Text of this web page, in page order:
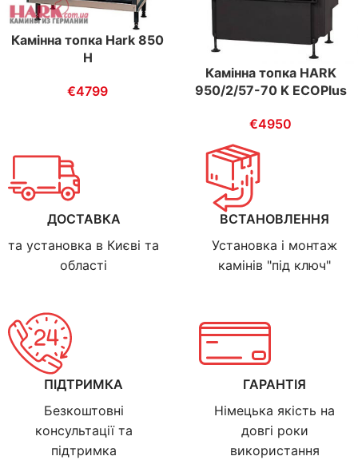
Камінна топка Hark 850
H
€4799
Камінна топка HARK
950/2/57-70 K ECOPlus
€4950
ДОСТАВКА
та установка в Києві та
області
ВСТАНОВЛЕННЯ
Установка і монтаж
камінів "під ключ"
ПІДТРИМКА
Безкоштовні
консультації та
підтримка
ГАРАНТІЯ
Німецька якість на
довгі роки
використання